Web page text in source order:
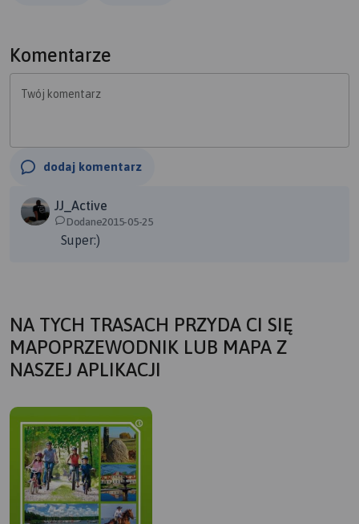
Komentarze
Twój komentarz
dodaj komentarz
JJ_Active
Dodane2015-05-25
Super:)
NA TYCH TRASACH PRZYDA CI SIĘ
MAPOPRZEWODNIK LUB MAPA Z
NASZEJ APLIKACJI